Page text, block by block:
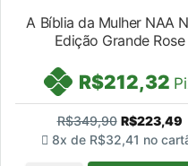
A Bíblia da Mulher NAA
Edição Grande Rose
R$212,32
R$349,90 R$223,49
8x de R$32,41 no